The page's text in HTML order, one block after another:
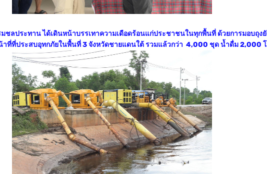
ชลประทาน ได้เดินหน้าบรรเทาความเดือดร้อนแก่ประชาชนในทุกพื้นที่ ด้วยการมอบถุง
าที่ที่ประสบอุทกภัยในพื้นที่ 3 จังหวัดชายแดนใต้ รวมแล้วกว่า 4,000 ชุด น้ำดื่ม 2,000